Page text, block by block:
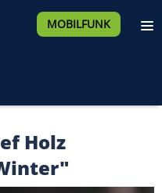
MOBILFUNK
Holz